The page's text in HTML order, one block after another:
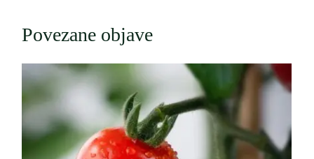
Povezane objave